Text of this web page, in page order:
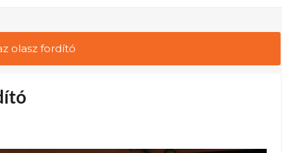
olasz fordító